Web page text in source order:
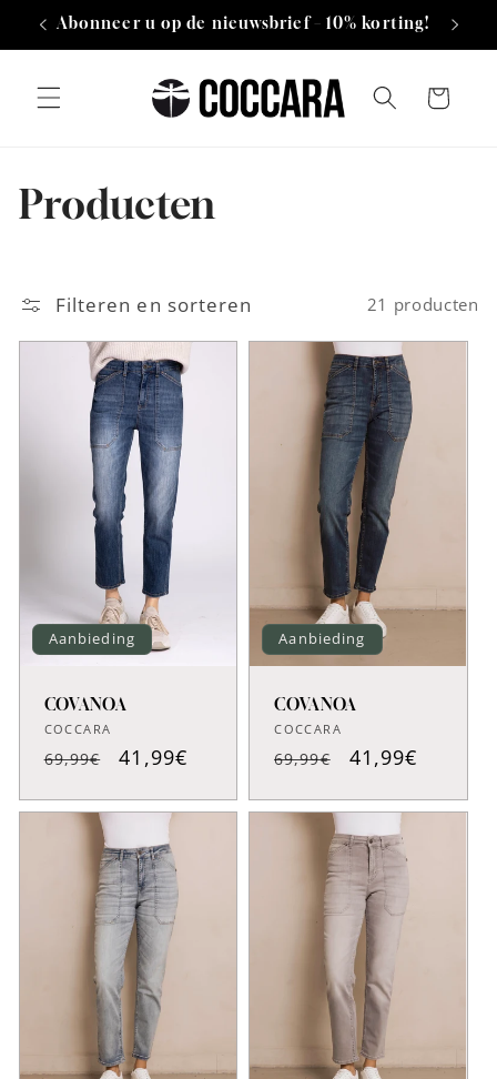
naar de
content
Abonneer u op de nieuwsbrief – 10% korting!
Winkelwagen
C
l
l
e
Producten
Filteren en sorteren 21 producten
Aanbieding
COVANOA
Verkoper:
COCCARA
Normale
69,99€ Aanbiedingsprijs
41,99€
Aanbieding
COVANOA
Verkoper:
COCCARA
Normale
69,99€ 41,99€